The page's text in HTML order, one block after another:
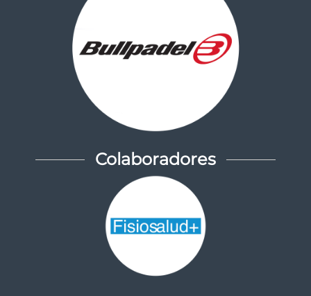
Colaboradores